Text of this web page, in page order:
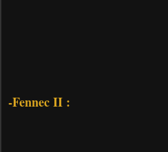
-Fennec II :